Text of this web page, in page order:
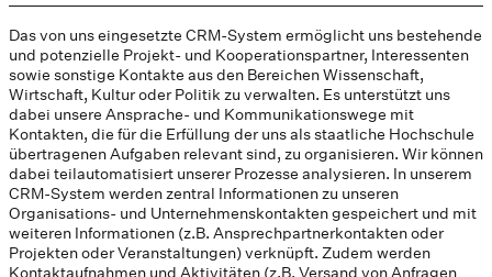
Das von uns eingesetzte CRM-System ermöglicht uns bestehende
und potenzielle Projekt- und Kooperationspartner, Interessenten
sowie sonstige Kontakte aus den Bereichen Wissenschaft,
Wirtschaft, Kultur oder Politik zu verwalten. Es unterstützt uns
dabei unsere Ansprache- und Kommunikationswege mit
Kontakten, die für die Erfüllung der uns als staatliche Hochschule
übertragenen Aufgaben relevant sind, zu organisieren. Wir können
dabei teilautomatisiert unserer Prozesse analysieren. In unserem
CRM-System werden zentral Informationen zu unseren
Organisations- und Unternehmenskontakten gespeichert und mit
weiteren Informationen (z.B. Ansprechpartnerkontakten oder
Projekten oder Veranstaltungen) verknüpft. Zudem werden
Kontaktaufnahmen und Aktivitäten (z.B. Versand von Anfragen